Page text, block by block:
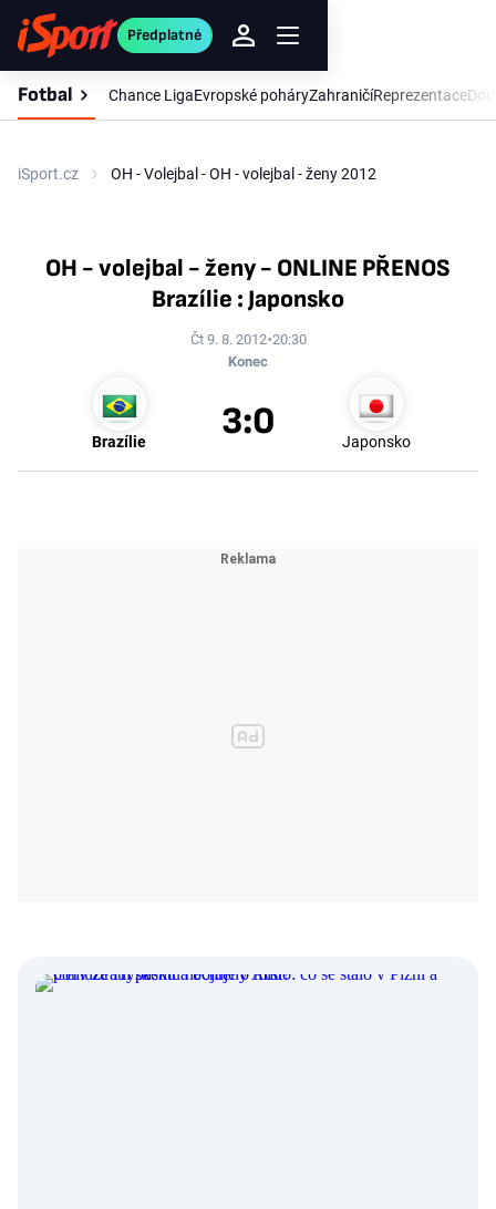
Předplatné
Fotbal Chance LigaEvropské poháryZahraničíReprezentace
iSport.cz OH - Volejbal - OH - volejbal - ženy 2012
OH - volejbal - ženy - ONLINE PŘENOS
Brazílie : Japonsko
Čt 9. 8. 2012 20:30
Konec
Brazílie Japonsko
3:0